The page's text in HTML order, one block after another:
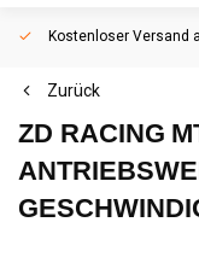
Kostenloser Versand
Zurück
ZD RACING